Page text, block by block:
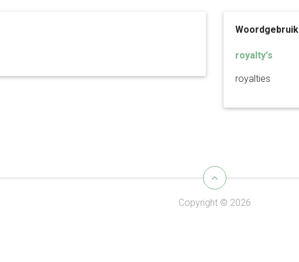
Woordgebruik
royalty's
royalties
Copyright © 2026